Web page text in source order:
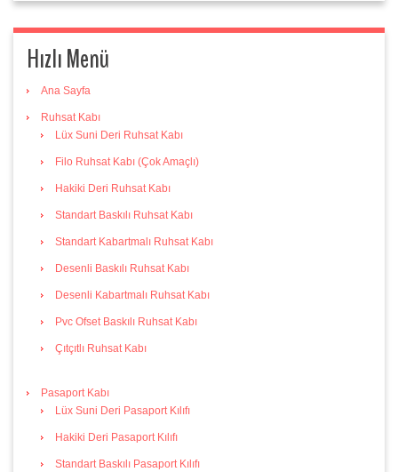
Hızlı Menü
Ana Sayfa
Ruhsat Kabı
Lüx Suni Deri Ruhsat Kabı
Filo Ruhsat Kabı (Çok Amaçlı)
Hakiki Deri Ruhsat Kabı
Standart Baskılı Ruhsat Kabı
Standart Kabartmalı Ruhsat Kabı
Desenli Baskılı Ruhsat Kabı
Desenli Kabartmalı Ruhsat Kabı
Pvc Ofset Baskılı Ruhsat Kabı
Çıtçıtlı Ruhsat Kabı
Pasaport Kabı
Lüx Suni Deri Pasaport Kılıfı
Hakiki Deri Pasaport Kılıfı
Standart Baskılı Pasaport Kılıfı